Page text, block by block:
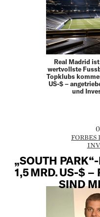
Real Madrid
wertvollste
Topklubs
US-$ –
und
„SOUTH
1,5 MRD. US-$ –
SIND